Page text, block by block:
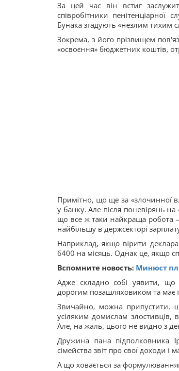
За цей час він встиг
співробітники пенітенціарної
Бунака згадують «незлим тихим
Зокрема, з його прізвищем
«освоєння» бюджетних коштів,
Примітно, що ще за «злочинної
у банку. Але після поневірянь
що все ж таки найкраща робота –
найбільшу в держсекторі
Наприклад, якщо вірити
6400 на місяць. Однак це, якщо
Вспомните новость: Минюст
Адже складно собі уявити, що
дорогим позашляховиком та має
Звичайно, можна припустити,
усіляким домислам злостивців,
Але, на жаль, цього не видно з
Дружина пана підполковника
сімейства звіт про свої доходи
А що ховається за